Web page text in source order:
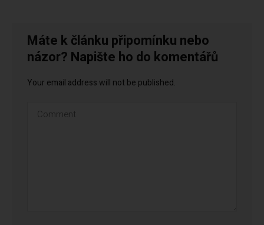
Máte k článku připomínku nebo
názor? Napište ho do komentářů
Your email address will not be published.